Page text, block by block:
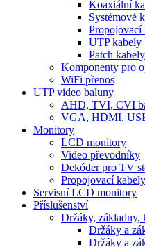
Koaxiální
Systémové
Propojovací
UTP kabely
Patch kabely
Komponenty pro
WiFi přenos
UTP video baluny
AHD, TVI, CVI
VGA, HDMI,
Monitory
LCD monitory
Video převodníky
Dekóder pro TV
Propojovací
Servisní LCD monitory
Příslušenství
Držáky, základny,
Držáky a
Držáky a